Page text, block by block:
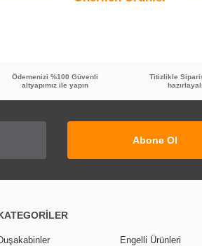
Ödemenizi %100 Güvenli
altyapımız ile yapın
Titizlikle
Abone Ol
Engelli Ürünleri